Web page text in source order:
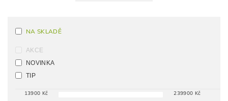
NA SKLADĚ
AKCE
NOVINKA
TIP
13900 Kč 239900 Kč